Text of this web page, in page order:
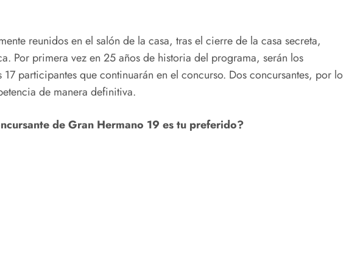
reunidos en el salón de la casa, tras el cierre de la casa secreta,
Por primera vez en 25 años de historia del programa, serán los
participantes que continuarán en el concurso. Dos concursantes, por lo
de manera definitiva.
de Gran Hermano 19 es tu preferido?